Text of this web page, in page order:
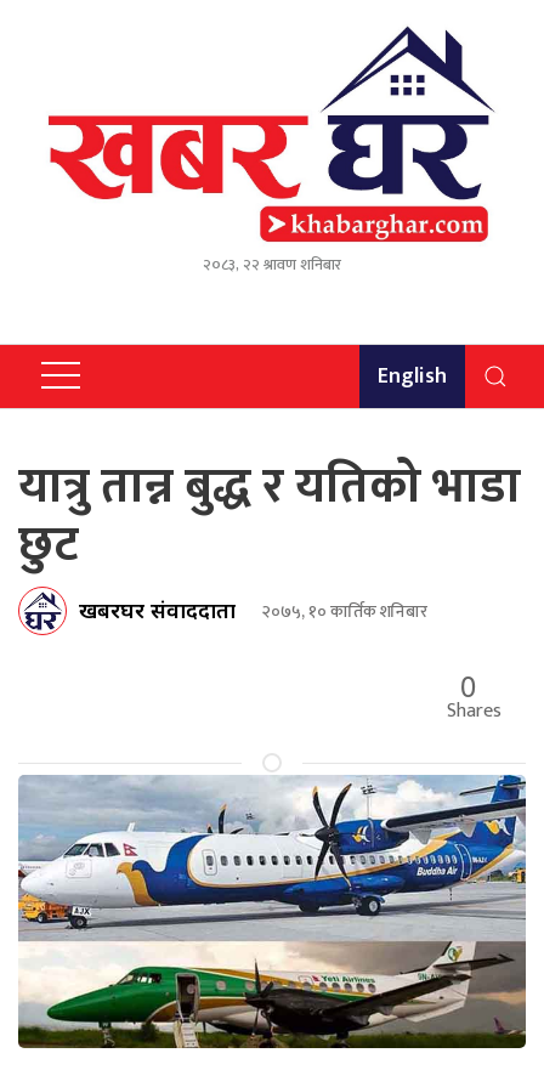
२०८३, २२ श्रावण शनिबार
English
यात्रु तान्न बुद्ध र यतिको भाडा
छुट
खबरघर संवाददाता २०७५, १० कार्तिक शनिबार
0
Shares